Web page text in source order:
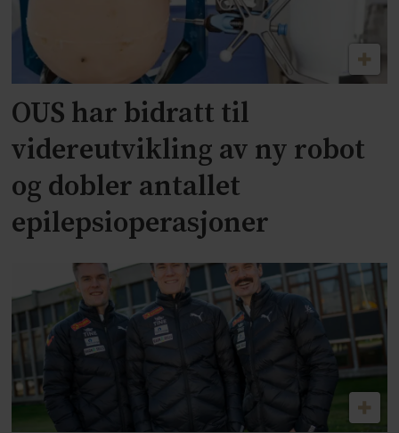
OUS har bidratt til
videreutvikling av ny robot
og dobler antallet
epilepsioperasjoner